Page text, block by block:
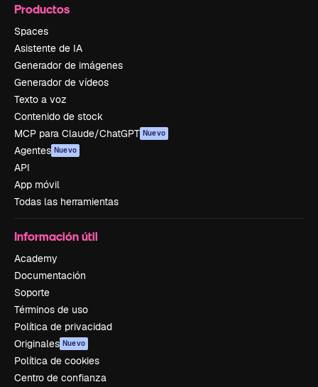
Productos
Spaces
Asistente de IA
Generador de imágenes
Generador de vídeos
Texto a voz
Contenido de stock
MCP para Claude/ChatGPT Nuevo
Agentes Nuevo
API
App móvil
Todas las herramientas
Información útil
Academy
Documentación
Soporte
Términos de uso
Política de privacidad
Originales Nuevo
Política de cookies
Centro de confianza